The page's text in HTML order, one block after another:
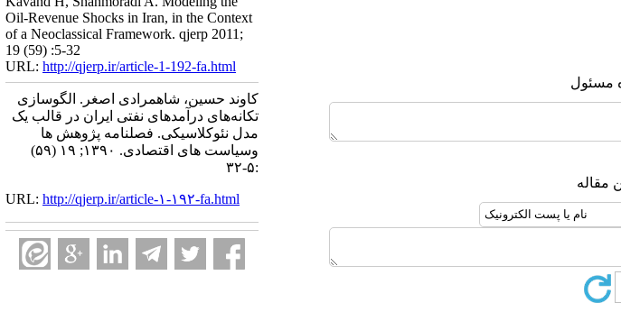
مسئول
مقاله
Oil-Revenue Shocks in Iran, in the Context
of a Neoclassical Framework. qjerp 2011;
19 (59) :5-32
URL: http://qjerp.ir/article-1-192-fa.html
کاوند حسین، شاهمرادی اصغر. الگوسازی
تکانه‌های درآمدهای نفتی ایران در قالب یک
مدل نئوکلاسیکی. فصلنامه پژوهش ها
وسیاست های اقتصادی. ۱۳۹۰; ۱۹ (۵۹)
:۵-۳۲
URL: http://qjerp.ir/article-۱-۱۹۲-fa.html